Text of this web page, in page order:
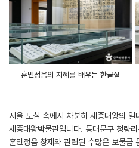
훈민정음의 지혜를 배우는 한글실
서울 도심 속에서 차분히 세종대왕의 일
세종대왕박물관입니다. 동대문구 청량
훈민정음 창제와 관련된 수많은 보물급